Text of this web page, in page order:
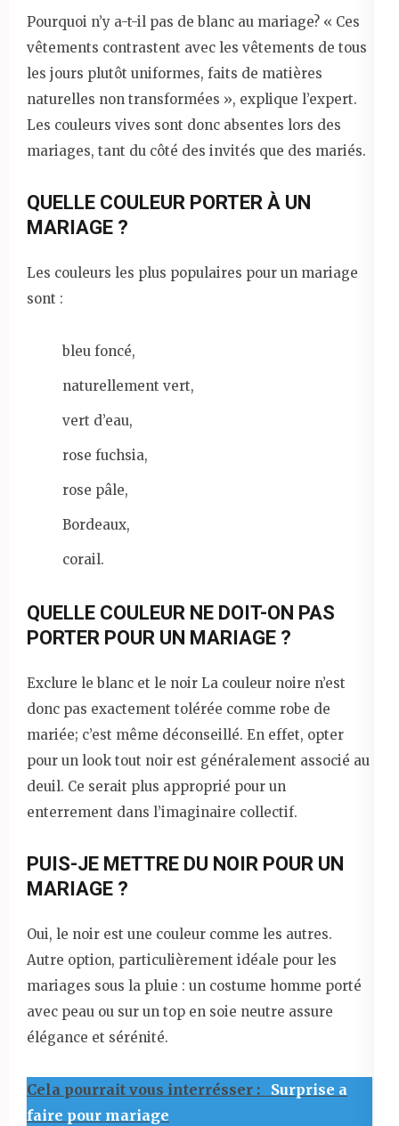
Pourquoi n’y a-t-il pas de blanc au mariage? « Ces
vêtements contrastent avec les vêtements de tous
les jours plutôt uniformes, faits de matières
naturelles non transformées », explique l’expert.
Les couleurs vives sont donc absentes lors des
mariages, tant du côté des invités que des mariés.
QUELLE COULEUR PORTER À UN
MARIAGE ?
Les couleurs les plus populaires pour un mariage
sont :
bleu foncé,
naturellement vert,
vert d’eau,
rose fuchsia,
rose pâle,
Bordeaux,
corail.
QUELLE COULEUR NE DOIT-ON PAS
PORTER POUR UN MARIAGE ?
Exclure le blanc et le noir La couleur noire n’est
donc pas exactement tolérée comme robe de
mariée; c’est même déconseillé. En effet, opter
pour un look tout noir est généralement associé au
deuil. Ce serait plus approprié pour un
enterrement dans l’imaginaire collectif.
PUIS-JE METTRE DU NOIR POUR UN
MARIAGE ?
Oui, le noir est une couleur comme les autres.
Autre option, particulièrement idéale pour les
mariages sous la pluie : un costume homme porté
avec peau ou sur un top en soie neutre assure
élégance et sérénité.
Cela pourrait vous interrésser :
Surprise a
faire pour mariage